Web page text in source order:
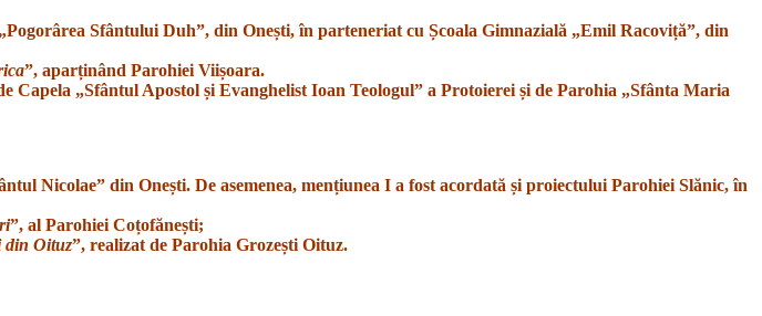
Sfântului Duh”, din Onești, în parteneriat cu Școala Gimnazială „Emil Racoviță”, din
”, aparținând Parohiei Viișoara.
Capela „Sfântul Apostol și Evanghelist Ioan Teologul” a Protoierei și de Parohia „Sfânta Maria
Nicolae” din Onești. De asemenea, mențiunea I a fost acordată și proiectului Parohiei Slănic, în
”, al Parohiei Coțofănești;
din Oituz”, realizat de Parohia Grozești Oituz.